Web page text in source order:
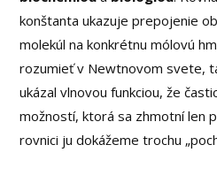
konštanta ukazuje prepojenie
molekúl na konkrétnu mólovú
rozumieť v Newtnovom svete,
ukázal vlnovou funkciou, že
možností, ktorá sa zhmotní len
rovnici ju dokážeme trochu